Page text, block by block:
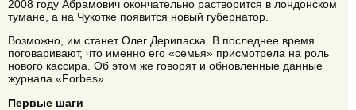
2008 году Абрамович окончательно растворится в лондонском
тумане, а на Чукотке появится новый губернатор.
Возможно, им станет Олег Дерипаска. В последнее время
поговаривают, что именно его «семья» присмотрела на роль
нового кассира. Об этом же говорят и обновленные данные
журнала «Forbes».
Первые шаги